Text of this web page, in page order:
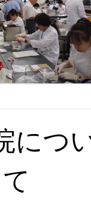
につ
て